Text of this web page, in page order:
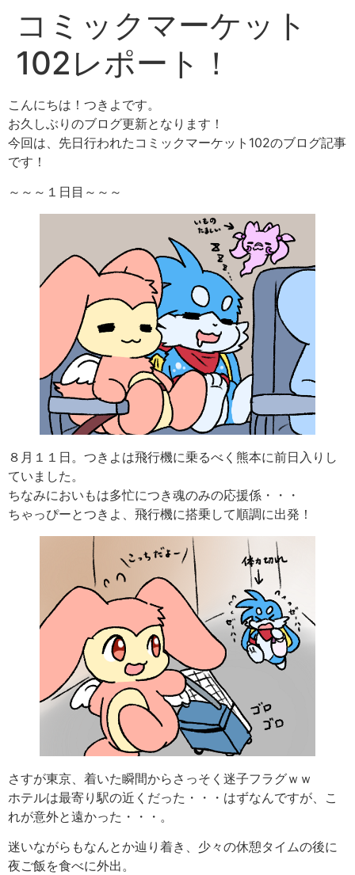
コミックマーケット
102レポート！
こんにちは！つきよです。
お久しぶりのブログ更新となります！
今回は、先日行われたコミックマーケット102のブログ記事
です！
～～～１日目～～～
８月１１日。つきよは飛行機に乗るべく熊本に前日入りし
ていました。
ちなみにおいもは多忙につき魂のみの応援係・・・
ちゃっぴーとつきよ、飛行機に搭乗して順調に出発！
さすが東京、着いた瞬間からさっそく迷子フラグｗｗ
ホテルは最寄り駅の近くだった・・・はずなんですが、こ
れが意外と遠かった・・・。
迷いながらもなんとか辿り着き、少々の休憩タイムの後に
夜ご飯を食べに外出。